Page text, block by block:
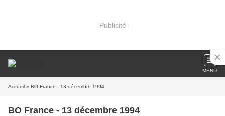
Publicité
MENU
Accueil » BO France - 13 décembre 1994
BO France - 13 décembre 1994